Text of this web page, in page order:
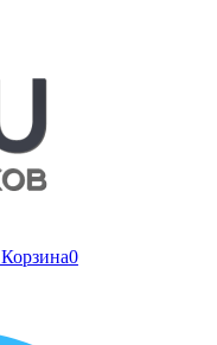
Корзина0